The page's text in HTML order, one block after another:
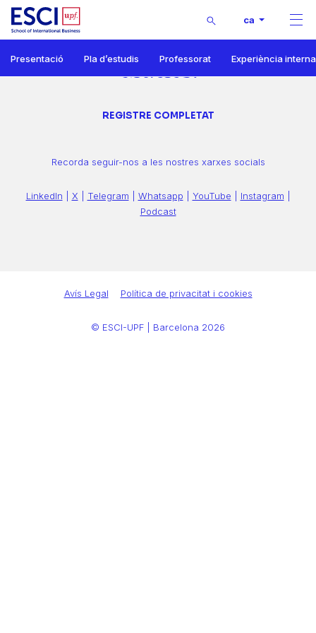
Buscar ca
Grau en Negocis i Màrqueting Internacionals
Thank You Sesiones
Presentació Pla d’estudis Professorat Experiència
Gràcies!
REGISTRE COMPLETAT
Recorda seguir-nos a les nostres xarxes socials
LinkedIn X Telegram Whatsapp YouTube Instagram
Podcast
Avís Legal Política de privacitat i cookies
© ESCI-UPF | Barcelona 2026